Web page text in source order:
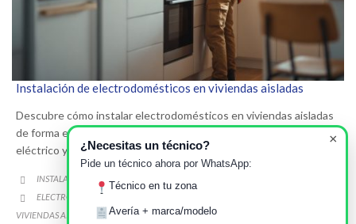
Instalación de electrodomésticos en viviendas aisladas
Descubre cómo instalar electrodomésticos en viviendas aisladas
de forma eficiente, considerando factores como el suministro
eléctrico y la climatización local.
 CATEGORY
INSTALACIONES ANTIGUAS Y RURALES
 CATEGORY
ELECTRODOMÉSTICOS
VIVIENDAS AISLADAS
×
¿Necesitas un técnico?
Pide un técnico ahora por WhatsApp:
Técnico en tu zona
Avería + marca/modelo